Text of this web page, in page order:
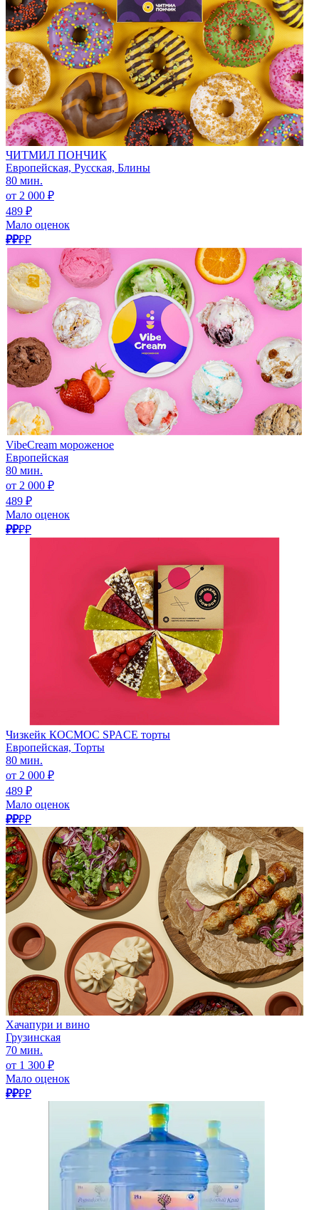
ЧИТМИЛ ПОНЧИК
Европейская, Русская, Блины
80 мин.
от 2 000 ₽
489 ₽
Мало оценок
₽₽₽₽
VibeCream мороженое
Европейская
80 мин.
от 2 000 ₽
489 ₽
Мало оценок
₽₽₽₽
Чизкейк КОСМОС SPACE торты
Европейская, Торты
80 мин.
от 2 000 ₽
489 ₽
Мало оценок
₽₽₽₽
Хачапури и вино
Грузинская
70 мин.
от 1 300 ₽
Мало оценок
₽₽₽₽